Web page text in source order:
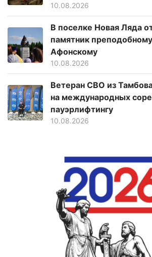
10.08.2026
В поселке Новая Ляда
памятник
Афонскому
10.08.2026
Ветеран СВО из
на международных
пауэрлифтингу
10.08.2026